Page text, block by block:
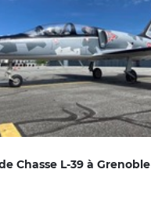
Chasse L-39 à Grenoble